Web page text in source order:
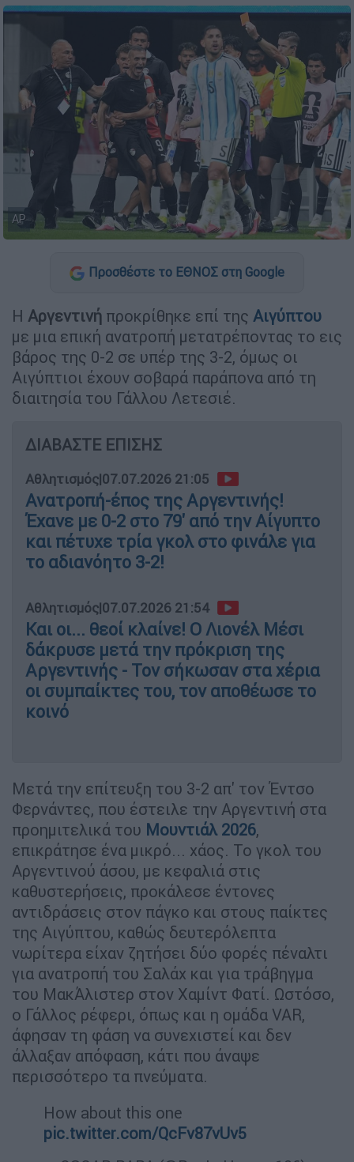
AP
Προσθέστε το ΕΘΝΟΣ στη Google
Η Αργεντινή προκρίθηκε επί της Αιγύπτου
με μια επική ανατροπή μετατρέποντας το εις
βάρος της 0-2 σε υπέρ της 3-2, όμως οι
Αιγύπτιοι έχουν σοβαρά παράπονα από τη
διαιτησία του Γάλλου Λετεσιέ.
ΔΙΑΒΑΣΤΕ ΕΠΙΣΗΣ
Αθλητισμός|07.07.2026 21:05
Ανατροπή-έπος της Αργεντινής!
Έχανε με 0-2 στο 79' από την Αίγυπτο
και πέτυχε τρία γκολ στο φινάλε για
το αδιανόητο 3-2!
Αθλητισμός|07.07.2026 21:54
Και οι... θεοί κλαίνε! Ο Λιονέλ Μέσι
δάκρυσε μετά την πρόκριση της
Αργεντινής - Τον σήκωσαν στα χέρια
οι συμπαίκτες του, τον αποθέωσε το
κοινό
Μετά την επίτευξη του 3-2 απ' τον Έντσο
Φερνάντες, που έστειλε την Αργεντινή στα
προημιτελικά του Μουντιάλ 2026,
επικράτησε ένα μικρό... χάος. Το γκολ του
Αργεντινού άσου, με κεφαλιά στις
καθυστερήσεις, προκάλεσε έντονες
αντιδράσεις στον πάγκο και στους παίκτες
της Αιγύπτου, καθώς δευτερόλεπτα
νωρίτερα είχαν ζητήσει δύο φορές πέναλτι
για ανατροπή του Σαλάχ και για τράβηγμα
του ΜακΆλιστερ στον Χαμίντ Φατί. Ωστόσο,
ο Γάλλος ρέφερι, όπως και η ομάδα VAR,
άφησαν τη φάση να συνεχιστεί και δεν
άλλαξαν απόφαση, κάτι που άναψε
περισσότερο τα πνεύματα.
How about this one
pic.twitter.com/QcFv87vUv5